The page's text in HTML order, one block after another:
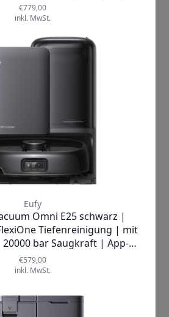
einzigartig macht, ist
Always Clean
Eine rotierende
170 Umdrehungen
dreht und Schmutz
während sie sich
reinigt. So bleibt der
frisch und sauber.
Ozone™Ozongenerator
der das Wasser mit